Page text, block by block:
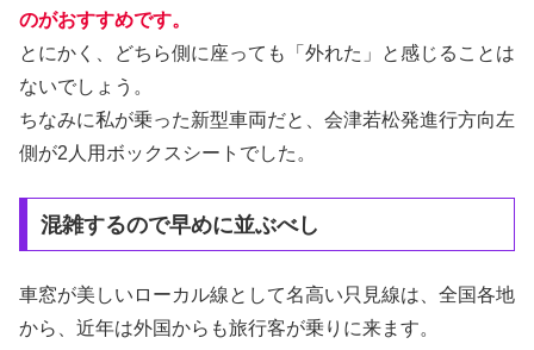
のがおすすめです。
とにかく、どちら側に座っても「外れた」と感じることは
ないでしょう。
ちなみに私が乗った新型車両だと、会津若松発進行方向左
側が2人用ボックスシートでした。
混雑するので早めに並ぶべし
車窓が美しいローカル線として名高い只見線は、全国各地
から、近年は外国からも旅行客が乗りに来ます。